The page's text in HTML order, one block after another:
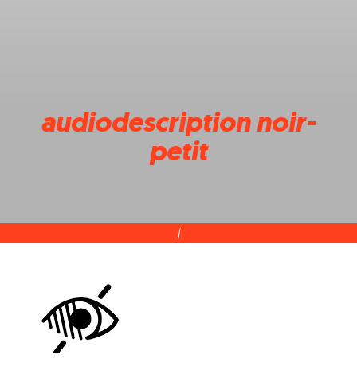
audiodescription noir-
petit
|